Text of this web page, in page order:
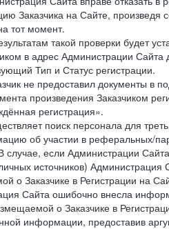
Заказчика на Сайте, произведя
тот момент.
такой проверки будет
в адрес Администрации
Тип и Статус регистрации.
не предоставил документы в
произведения Заказчиком
регистрация».
поиск персонала для
об участии в реферальных/
случае, если Администрации
источников)
Заказчике в Регистрации на
Сайта ошибочно внесла
о Заказчике в
информации, предоставив